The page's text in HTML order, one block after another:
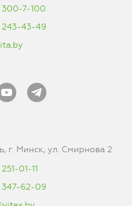
300-7-100
243-43-49
г. Минск, ул. Смирнова 2
01-11
347-62-09